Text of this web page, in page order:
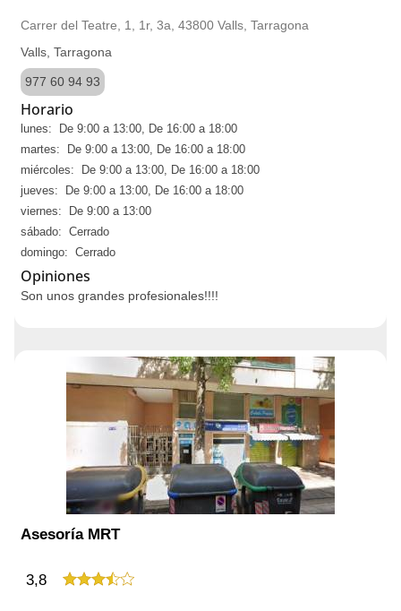
Carrer del Teatre, 1, 1r, 3a, 43800 Valls, Tarragona
Valls, Tarragona
977 60 94 93
Horario
lunes: De 9:00 a 13:00, De 16:00 a 18:00
martes: De 9:00 a 13:00, De 16:00 a 18:00
miércoles: De 9:00 a 13:00, De 16:00 a 18:00
jueves: De 9:00 a 13:00, De 16:00 a 18:00
viernes: De 9:00 a 13:00
sábado: Cerrado
domingo: Cerrado
Opiniones
Son unos grandes profesionales!!!!
Asesoría MRT
3,8